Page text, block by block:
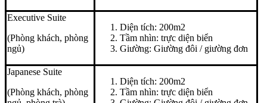
Executive Suite
(Phòng khách, phòng
ngủ)
Diện tích: 200m2
Tầm nhìn: trực diện biển
Giường: Giường đôi / giường đơn
Japanese Suite
(Phòng khách, phòng
Diện tích: 200m2
Tầm nhìn: trực diện biển